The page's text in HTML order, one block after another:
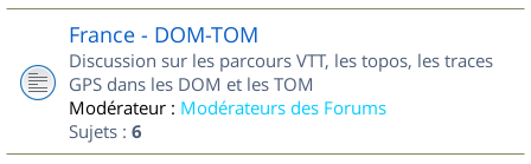
France - DOM-TOM
Discussion sur les parcours VTT, les topos, les traces
GPS dans les DOM et les TOM
Modérateur : Modérateurs des Forums
Sujets : 6